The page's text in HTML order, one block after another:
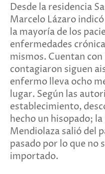
Desde la residencia
Marcelo Lázaro
la mayoría de los
enfermedades
mismos. Cuentan
contagiaron siguen
enfermo lleva ocho
lugar. Según las
establecimiento,
hecho un hisopado;
Mendiolaza salió del
pasado por lo que no
importado.